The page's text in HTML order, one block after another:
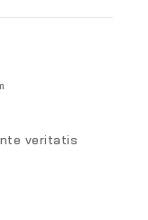
veritatis